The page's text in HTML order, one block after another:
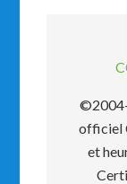
officiel
et